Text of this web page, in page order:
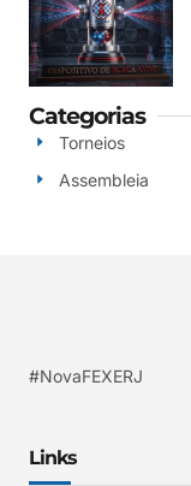
Categorias
Torneios
Assembleia
#NovaFEXERJ
Links